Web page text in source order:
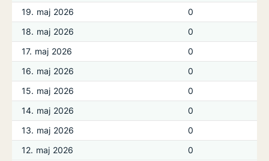
19. maj 2026
0
18. maj 2026
0
17. maj 2026
0
16. maj 2026
0
15. maj 2026
0
14. maj 2026
0
13. maj 2026
0
12. maj 2026
0